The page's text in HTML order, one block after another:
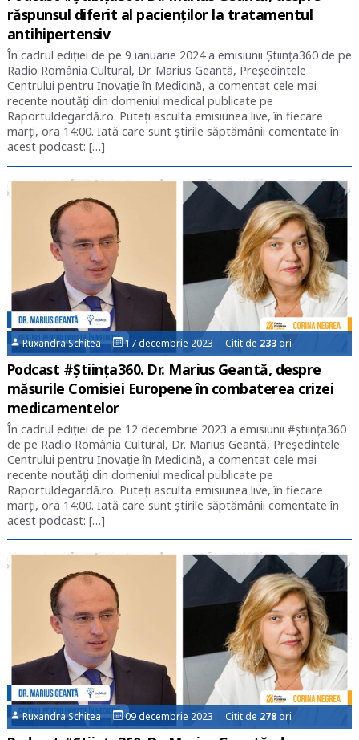
răspunsul diferit al pacienților la tratamentul
antihipertensiv
În cadrul ediției de pe 9 ianuarie 2024 a emisiunii Știința360 de pe
Radio România Cultural, Dr. Marius Geantă, Președintele
Centrului pentru Inovație în Medicină, a comentat cele mai
recente noutăți din domeniul medical publicate pe
Raportuldegardă.ro. Puteți asculta emisiunea live, în fiecare
marți, ora 14:00. Iată care sunt știrile săptămânii comentate în
acest podcast: […]
Ruxandra Schitea 17 decembrie 2023 Citit de 233 ori
Podcast #Știința360. Dr. Marius Geantă, despre
măsurile Comisiei Europene în combaterea crizei
medicamentelor
În cadrul ediției de pe 12 decembrie 2023 a emisiunii #știința360
de pe Radio România Cultural, Dr. Marius Geantă, Președintele
Centrului pentru Inovație în Medicină, a comentat cele mai
recente noutăți din domeniul medical publicate pe
Raportuldegardă.ro. Puteți asculta emisiunea live, în fiecare
marți, ora 14:00. Iată care sunt știrile săptămânii comentate în
acest podcast: […]
Ruxandra Schitea 09 decembrie 2023 Citit de 278 ori